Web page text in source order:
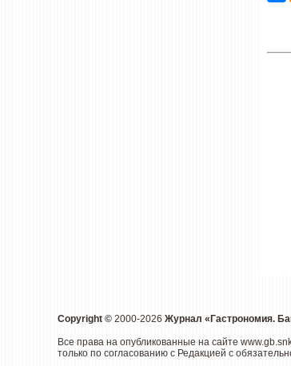
Copyright © 2000-2026 Журнал «Гастрономия.
Все права на опубликованные на сайте
только по согласованию с Редакцией с